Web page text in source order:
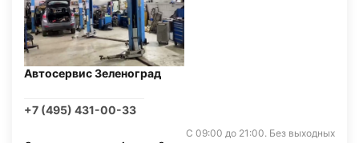
Автосервис Зеленоград
+7 (495) 431-00-33
С 09:00 до 21:00. Без выходных